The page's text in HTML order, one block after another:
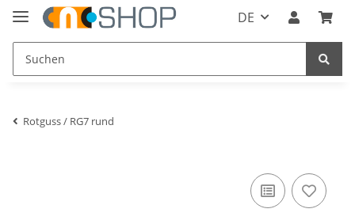
DE
Rotguss / RG7 rund